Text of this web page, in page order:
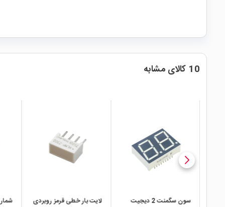
10 کالای مشابه
سون سگمنت 2 دیجیت
لایت بار خطی قرمز روبردی